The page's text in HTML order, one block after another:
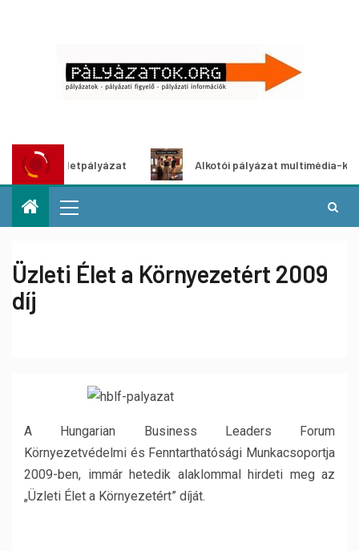
ötletpályázat Alkotói pályázat multimédia-
Üzleti Élet a Környezetért 2009
díj
A Hungarian Business Leaders Forum
Környezetvédelmi és Fenntarthatósági Munkacsoportja
2009-ben, immár hetedik alaklommal hirdeti meg az
„Üzleti Élet a Környezetért” díját.